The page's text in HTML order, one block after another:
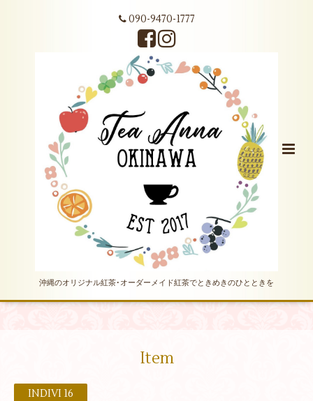
090-9470-1777
沖縄のオリジナル紅茶･オーダーメイド紅茶でときめきのひとときを
Item
INDIVI 16